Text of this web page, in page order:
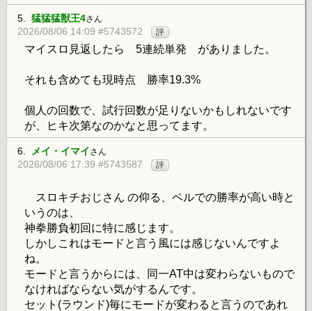
5. 猛猛猛獣王4さん
2026/08/06 14:09 #5743572 評
マイスロ見返したら 5連続単発 がありました。
それも含めても現時点 勝率19.3%
個人の回数で、試行回数が足りないかもしれないです
が、ヒキ次第なのかなと思ってます。
6. メイ・イマイ さん
2026/08/06 17:39 #5743587 評
スロキチおじさん の仰る、ベルでの勝率が高い時と
いうのは、
神拳勝負初回に特に感じます。
しかしこれはモードと言う風には感じないんですよ
ね。
モードと言うからには、同一AT中は変わらないもので
なければならない気がするんです。
セット(ラウンド)毎にモードが変わると言うのであれ